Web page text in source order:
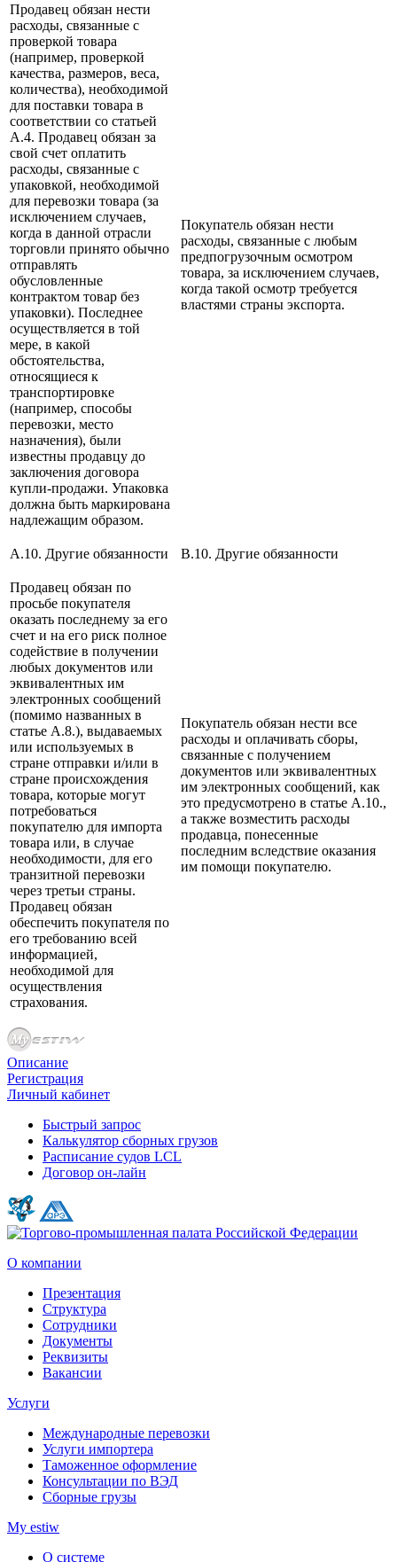
Продавец обязан нести
расходы, связанные с
проверкой товара
(например, проверкой
качества, размеров, веса,
количества), необходимой
для поставки товара в
соответствии со статьей
А.4. Продавец обязан за
свой счет оплатить
расходы, связанные с
упаковкой, необходимой
для перевозки товара (за
исключением случаев,
когда в данной отрасли
торговли принято обычно
отправлять
обусловленные
контрактом товар без
упаковки). Последнее
осуществляется в той
мере, в какой
обстоятельства,
относящиеся к
транспортировке
(например, способы
перевозки, место
назначения), были
известны продавцу до
заключения договора
купли-продажи. Упаковка
должна быть маркирована
надлежащим образом.
Покупатель обязан нести
расходы, связанные с любым
предпогрузочным осмотром
товара, за исключением случаев,
когда такой осмотр требуется
властями страны экспорта.
A.10. Другие обязанности B.10. Другие обязанности
Продавец обязан по
просьбе покупателя
оказать последнему за его
счет и на его риск полное
содействие в получении
любых документов или
эквивалентных им
электронных сообщений
(помимо названных в
статье А.8.), выдаваемых
или используемых в
стране отправки и/или в
стране происхождения
товара, которые могут
потребоваться
покупателю для импорта
товара или, в случае
необходимости, для его
транзитной перевозки
через третьи страны.
Продавец обязан
обеспечить покупателя по
его требованию всей
информацией,
необходимой для
осуществления
страхования.
Покупатель обязан нести все
расходы и оплачивать сборы,
связанные с получением
документов или эквивалентных
им электронных сообщений, как
это предусмотрено в статье А.10.,
а также возместить расходы
продавца, понесенные
последним вследствие оказания
им помощи покупателю.
Описание
Регистрация
Личный кабинет
Быстрый запрос
Калькулятор сборных грузов
Расписание судов LCL
Договор он-лайн
О компании
Презентация
Структура
Сотрудники
Документы
Реквизиты
Вакансии
Услуги
Международные перевозки
Услуги импортера
Таможенное оформление
Консультации по ВЭД
Сборные грузы
My estiw
О системе